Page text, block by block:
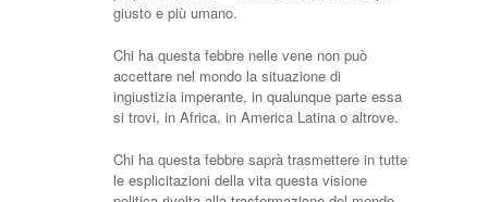
giusto e più umano.
Chi ha questa febbre nelle vene non può
accettare nel mondo la situazione di
ingiustizia imperante, in qualunque parte essa
si trovi, in Africa, in America Latina o altrove.
Chi ha questa febbre saprà trasmettere in tutte
le esplicitazioni della vita questa visione